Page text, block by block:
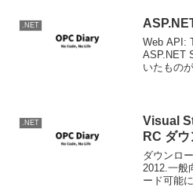
.NET
Web API:
ASP.NET
いたもの
.NET
Visual
RC ダ
ダウンロ
2012.一般
ード可能